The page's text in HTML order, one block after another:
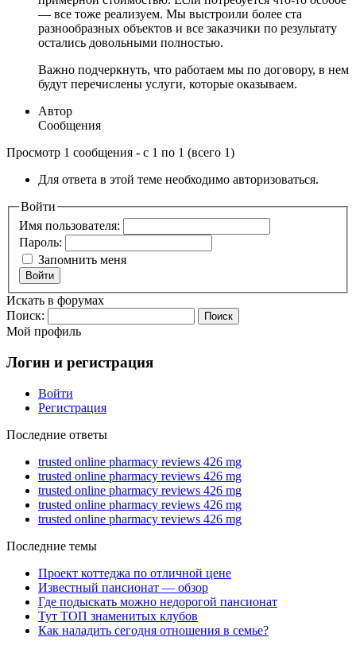
— все тоже реализуем. Мы выстроили более ста
разнообразных объектов и все заказчики по результату
остались довольными полностью.
Важно подчеркнуть, что работаем мы по договору, в нем
будут перечислены услуги, которые оказываем.
Автор
Сообщения
Просмотр 1 сообщения - с 1 по 1 (всего 1)
Для ответа в этой теме необходимо авторизоваться.
Войти
Имя пользователя:
Пароль:
Запомнить меня
Войти
Искать в форумах
Поиск:
Мой профиль
Логин и регистрация
Войти
Регистрация
Последние ответы
trusted online pharmacy reviews 426 mg
trusted online pharmacy reviews 426 mg
trusted online pharmacy reviews 426 mg
trusted online pharmacy reviews 426 mg
trusted online pharmacy reviews 426 mg
Последние темы
Проект коттеджа по отличной цене
Известный пансионат — обзор
Где подыскать можно недорогой пансионат
Тут ТОП знаменитых клубов
Как наладить сегодня отношения в семье?